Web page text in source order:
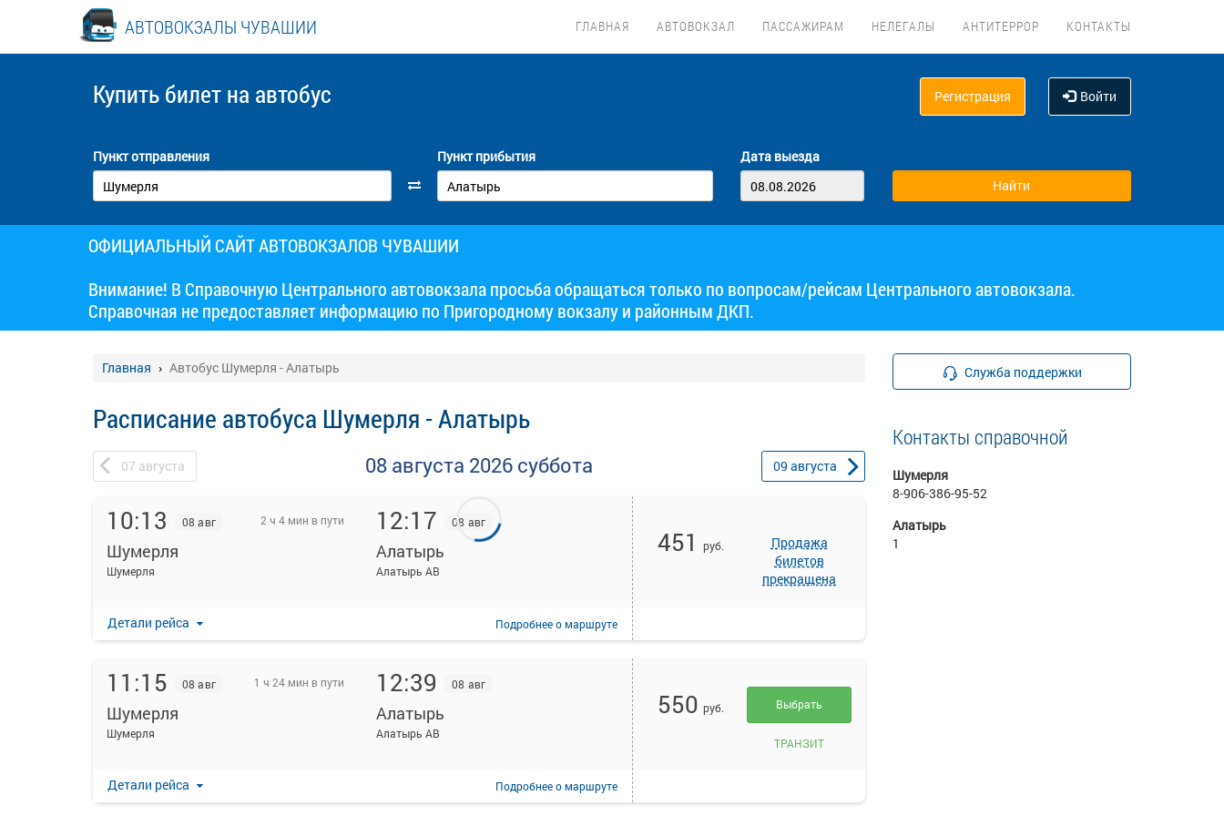
АВТОВОКЗАЛЫ ЧУВАШИИ ГЛАВНАЯ АВТОВОКЗАЛ ПАССАЖИРАМ НЕЛЕГАЛЫ АНТИТЕРРОР КОНТАКТЫ
Купить билет на автобус Регистрация Войти
Пункт отправления Пункт прибытия Дата выезда
ОФИЦИАЛЬНЫЙ САЙТ АВТОВОКЗАЛОВ ЧУВАШИИ
Внимание! В Справочную Центрального автовокзала просьба обращаться только по вопросам/рейсам Центрального автовокзала.
Справочная не предоставляет информацию по Пригородному вокзалу и районным ДКП.
Главная Автобус Шумерля - Алатырь
Расписание автобуса Шумерля - Алатырь
07 августа 08 августа 2026 суббота 09 августа
10:13 08 авг 2 ч 4 мин в пути
Шумерля
Шумерля
12:17 08 авг
Алатырь
Алатырь АВ
Детали рейса Подробнеео маршруте
451 руб.
Продажа
билетов
прекращена
11:15 08 авг 1 ч 24 мин в пути
Шумерля
Шумерля
12:39 08 авг
Алатырь
Алатырь АВ
Детали рейса Подробнеео маршруте
550 руб. Выбрать
ТРАНЗИТ
Служба поддержки
Контакты справочной
Шумерля
8-906-386-95-52
Алатырь
1